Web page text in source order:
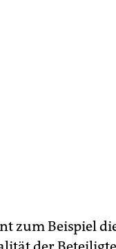
zum Beispiel